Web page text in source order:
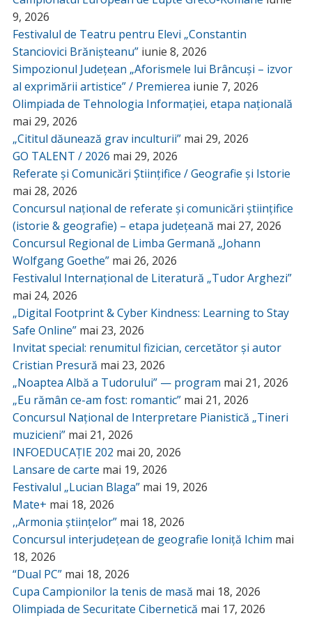
9, 2026
Festivalul de Teatru pentru Elevi „Constantin
Stanciovici Brănișteanu” iunie 8, 2026
Simpozionul Județean „Aforismele lui Brâncuși – izvor
al exprimării artistice” / Premierea iunie 7, 2026
Olimpiada de Tehnologia Informației, etapa națională
mai 29, 2026
„Cititul dăunează grav inculturii” mai 29, 2026
GO TALENT / 2026 mai 29, 2026
Referate și Comunicări Științifice / Geografie și Istorie
mai 28, 2026
Concursul național de referate și comunicări științifice
(istorie & geografie) – etapa județeană mai 27, 2026
Concursul Regional de Limba Germană „Johann
Wolfgang Goethe” mai 26, 2026
Festivalul Internațional de Literatură „Tudor Arghezi”
mai 24, 2026
„Digital Footprint & Cyber Kindness: Learning to Stay
Safe Online” mai 23, 2026
Invitat special: renumitul fizician, cercetător și autor
Cristian Presură mai 23, 2026
„Noaptea Albă a Tudorului” — program mai 21, 2026
„Eu rămân ce-am fost: romantic” mai 21, 2026
Concursul Național de Interpretare Pianistică „Tineri
muzicieni” mai 21, 2026
INFOEDUCAȚIE 202 mai 20, 2026
Lansare de carte mai 19, 2026
Festivalul „Lucian Blaga” mai 19, 2026
Mate+ mai 18, 2026
,,Armonia științelor” mai 18, 2026
Concursul interjudețean de geografie Ioniță Ichim mai
18, 2026
“Dual PC” mai 18, 2026
Cupa Campionilor la tenis de masă mai 18, 2026
Olimpiada de Securitate Cibernetică mai 17, 2026